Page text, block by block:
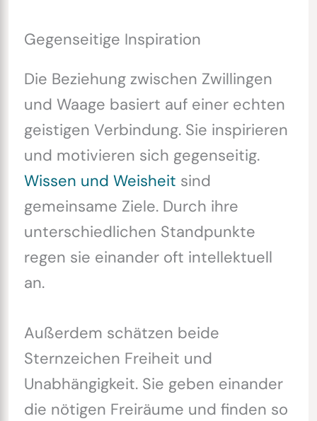
Gegenseitige Inspiration
Die Beziehung zwischen Zwillingen
und Waage basiert auf einer echten
geistigen Verbindung. Sie inspirieren
und motivieren sich gegenseitig.
Wissen und Weisheit sind
gemeinsame Ziele. Durch ihre
unterschiedlichen Standpunkte
regen sie einander oft intellektuell
an.
Außerdem schätzen beide
Sternzeichen Freiheit und
Unabhängigkeit. Sie geben einander
die nötigen Freiräume und finden so